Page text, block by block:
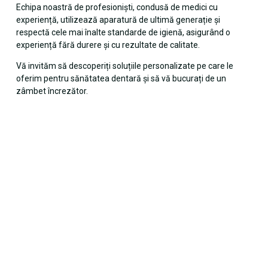
Echipa noastră de profesioniști, condusă de medici cu
experiență, utilizează aparatură de ultimă generație și
respectă cele mai înalte standarde de igienă, asigurând o
experiență fără durere și cu rezultate de calitate.
Vă invităm să descoperiți soluțiile personalizate pe care le
oferim pentru sănătatea dentară și să vă bucurați de un
zâmbet încrezător.